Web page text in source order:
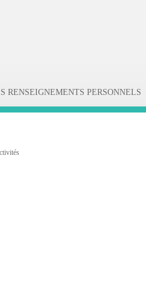
RENSEIGNEMENTS PERSONNELS